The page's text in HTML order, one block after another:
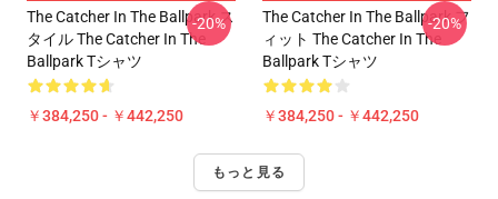
The Catcher In The Ballpark ス
タイル The Catcher In The
Ballpark Tシャツ
￥384,250 - ￥442,250
-20%
The Catcher In The Ballpark フ
ィット The Catcher In The
Ballpark Tシャツ
￥384,250 - ￥442,250
-20%
もっと見る